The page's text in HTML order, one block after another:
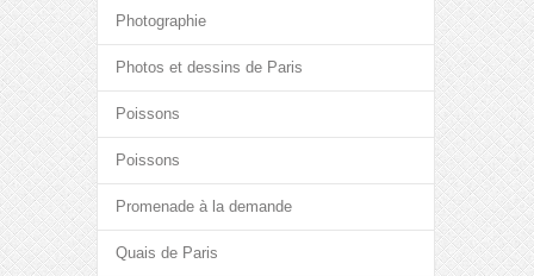
Photographie
Photos et dessins de Paris
Poissons
Poissons
Promenade à la demande
Quais de Paris